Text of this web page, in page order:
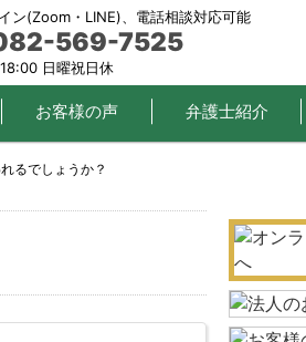
ン(Zoom・LINE)、電話相談対応可能
569-7525
日曜祝日休
お客様の声 弁護士紹介
るでしょうか？